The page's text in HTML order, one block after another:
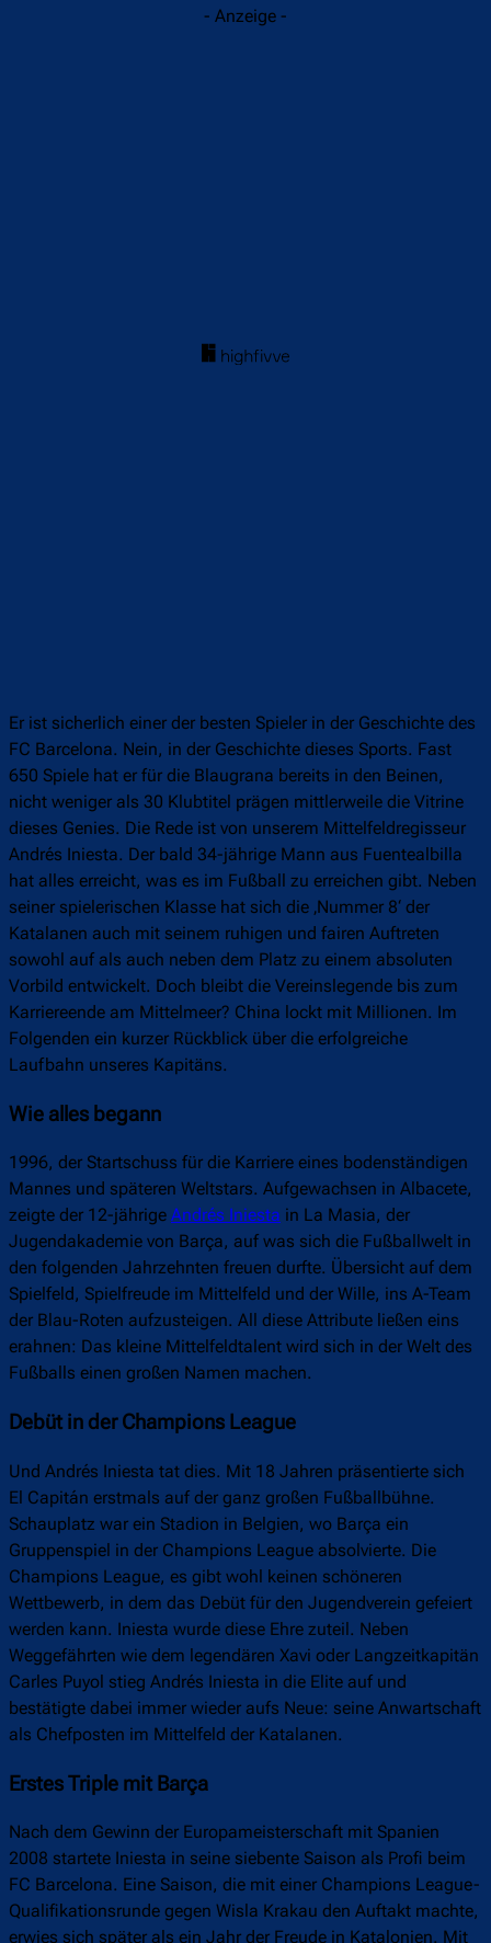
- Anzeige -
Er ist sicherlich einer der besten Spieler in der Geschichte des
FC Barcelona. Nein, in der Geschichte dieses Sports. Fast
650 Spiele hat er für die Blaugrana bereits in den Beinen,
nicht weniger als 30 Klubtitel prägen mittlerweile die Vitrine
dieses Genies. Die Rede ist von unserem Mittelfeldregisseur
Andrés Iniesta. Der bald 34-jährige Mann aus Fuentealbilla
hat alles erreicht, was es im Fußball zu erreichen gibt. Neben
seiner spielerischen Klasse hat sich die ‚Nummer 8‘ der
Katalanen auch mit seinem ruhigen und fairen Auftreten
sowohl auf als auch neben dem Platz zu einem absoluten
Vorbild entwickelt. Doch bleibt die Vereinslegende bis zum
Karriereende am Mittelmeer? China lockt mit Millionen. Im
Folgenden ein kurzer Rückblick über die erfolgreiche
Laufbahn unseres Kapitäns.
Wie alles begann
1996, der Startschuss für die Karriere eines bodenständigen
Mannes und späteren Weltstars. Aufgewachsen in Albacete,
zeigte der 12-jährige Andrés Iniesta in La Masia, der
Jugendakademie von Barça, auf was sich die Fußballwelt in
den folgenden Jahrzehnten freuen durfte. Übersicht auf dem
Spielfeld, Spielfreude im Mittelfeld und der Wille, ins A-Team
der Blau-Roten aufzusteigen. All diese Attribute ließen eins
erahnen: Das kleine Mittelfeldtalent wird sich in der Welt des
Fußballs einen großen Namen machen.
Debüt in der Champions League
Und Andrés Iniesta tat dies. Mit 18 Jahren präsentierte sich
El Capitán erstmals auf der ganz großen Fußballbühne.
Schauplatz war ein Stadion in Belgien, wo Barça ein
Gruppenspiel in der Champions League absolvierte. Die
Champions League, es gibt wohl keinen schöneren
Wettbewerb, in dem das Debüt für den Jugendverein gefeiert
werden kann. Iniesta wurde diese Ehre zuteil. Neben
Weggefährten wie dem legendären Xavi oder Langzeitkapitän
Carles Puyol stieg Andrés Iniesta in die Elite auf und
bestätigte dabei immer wieder aufs Neue: seine Anwartschaft
als Chefposten im Mittelfeld der Katalanen.
Erstes Triple mit Barça
Nach dem Gewinn der Europameisterschaft mit Spanien
2008 startete Iniesta in seine siebente Saison als Profi beim
FC Barcelona. Eine Saison, die mit einer Champions League-
Qualifikationsrunde gegen Wisla Krakau den Auftakt machte,
erwies sich später als ein Jahr der Freude in Katalonien. Mit